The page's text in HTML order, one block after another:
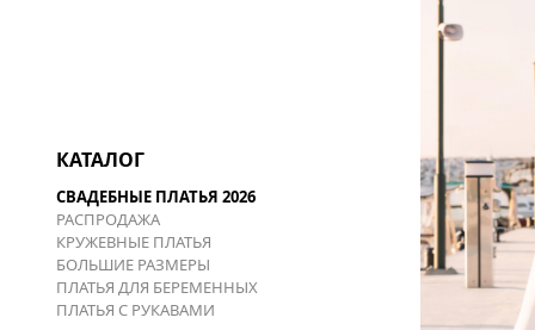
КАТАЛОГ
СВАДЕБНЫЕ ПЛАТЬЯ 2026
РАСПРОДАЖА
КРУЖЕВНЫЕ ПЛАТЬЯ
БОЛЬШИЕ РАЗМЕРЫ
ПЛАТЬЯ ДЛЯ БЕРЕМЕННЫХ
ПЛАТЬЯ С РУКАВАМИ